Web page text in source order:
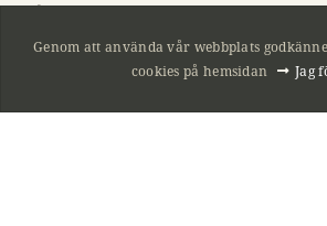
Genom att använda vår webbplats
cookies på hemsidan
Jag
Mån-Fre 10-18